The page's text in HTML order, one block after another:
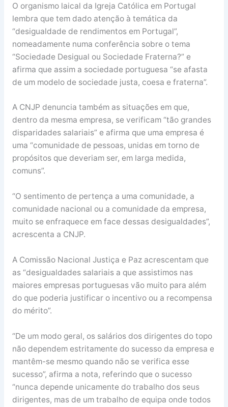
O organismo laical da Igreja Católica em Portugal
lembra que tem dado atenção à temática da
“desigualdade de rendimentos em Portugal”,
nomeadamente numa conferência sobre o tema
“Sociedade Desigual ou Sociedade Fraterna?” e
afirma que assim a sociedade portuguesa “se afasta
de um modelo de sociedade justa, coesa e fraterna”.
A CNJP denuncia também as situações em que,
dentro da mesma empresa, se verificam “tão grandes
disparidades salariais” e afirma que uma empresa é
uma “comunidade de pessoas, unidas em torno de
propósitos que deveriam ser, em larga medida,
comuns”.
“O sentimento de pertença a uma comunidade, a
comunidade nacional ou a comunidade da empresa,
muito se enfraquece em face dessas desigualdades”,
acrescenta a CNJP.
A Comissão Nacional Justiça e Paz acrescentam que
as “desigualdades salariais a que assistimos nas
maiores empresas portuguesas vão muito para além
do que poderia justificar o incentivo ou a recompensa
do mérito”.
“De um modo geral, os salários dos dirigentes do topo
não dependem estritamente do sucesso da empresa e
mantêm-se mesmo quando não se verifica esse
sucesso”, afirma a nota, referindo que o sucesso
“nunca depende unicamente do trabalho dos seus
dirigentes, mas de um trabalho de equipa onde todos